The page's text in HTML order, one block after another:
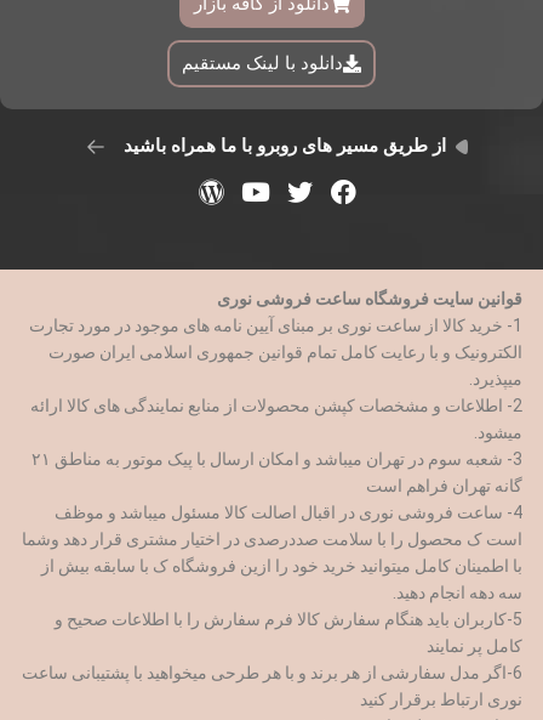
دانلود با لینک مستقیم
از طریق مسیر های روبرو با ما همراه باشید
قوانین سایت فروشگاه ساعت فروشی نوری
1- خرید کالا از ساعت نوری بر مبنای آیین نامه های موجود در مورد تجارت
الکترونیک و با رعایت کامل تمام قوانین جمهوری اسلامی ایران صورت
میپذیرد.
2- اطلاعات و مشخصات کپشن محصولات از منابع نمایندگی های کالا ارائه
میشود.
3- شعبه سوم در تهران میباشد و امکان ارسال با پیک موتور به مناطق ۲۱
گانه تهران فراهم است
4- ساعت فروشی نوری در اقبال اصالت کالا مسئول میباشد و موظف
است ک محصول را با سلامت صددرصدی در اختیار مشتری قرار دهد وشما
با اطمینان کامل میتوانید خرید خود را ازین فروشگاه ک با سابقه بیش از
سه دهه انجام دهید.
5-کاربران باید هنگام سفارش کالا فرم سفارش را با اطلاعات صحیح و
کامل پر نمایند
6-اگر مدل سفارشی از هر برند و با هر طرحی میخواهید با پشتیبانی ساعت
نوری ارتباط برقرار کنید